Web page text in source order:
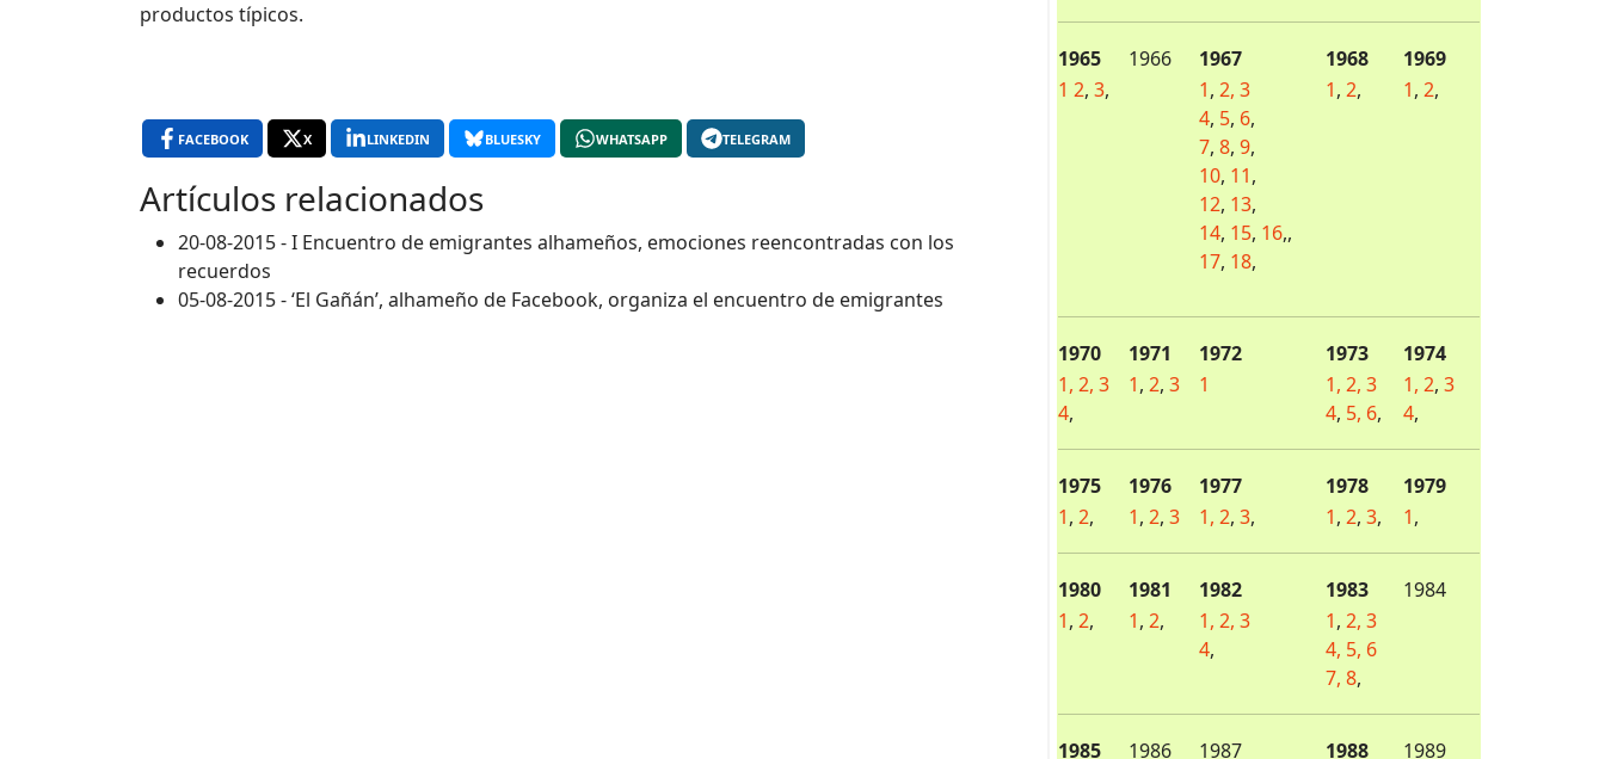
productos típicos.
FACEBOOK X LINKEDIN BLUESKY WHATSAPP TELEGRAM
Artículos relacionados
20-08-2015 - I Encuentro de emigrantes alhameños, emociones reencontradas con los
recuerdos
05-08-2015 - ‘El Gañán’, alhameño de Facebook, organiza el encuentro de emigrantes
1965 1966 1967 1968
1969
1 2, 3, 1, 2, 3
4, 5, 6,
7, 8, 9,
10, 11,
12, 13,
14, 15, 16,,
17, 18,
1, 2, 1, 2,
1970 1971 1972 1973
1974
1, 2, 3
4,
1, 2, 3 1 1, 2, 3
4, 5, 6,
1, 2, 3
4,
1975 1976 1977 1978
1979
1, 2, 1, 2, 3 1, 2, 3, 1, 2, 3, 1,
1980 1981 1982 1983
1984
1, 2, 1, 2, 1, 2, 3
4,
1, 2, 3
4, 5, 6
7, 8,
1985 1986 1987 1988
1989